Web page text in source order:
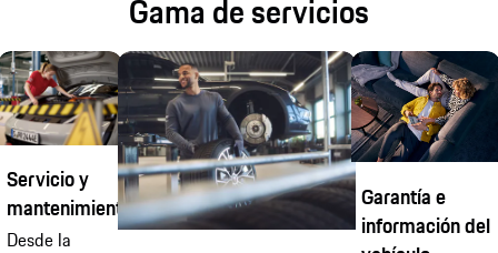
Gama de servicios
Servicio y
mantenimiento
Desde la
Garantía e
información del